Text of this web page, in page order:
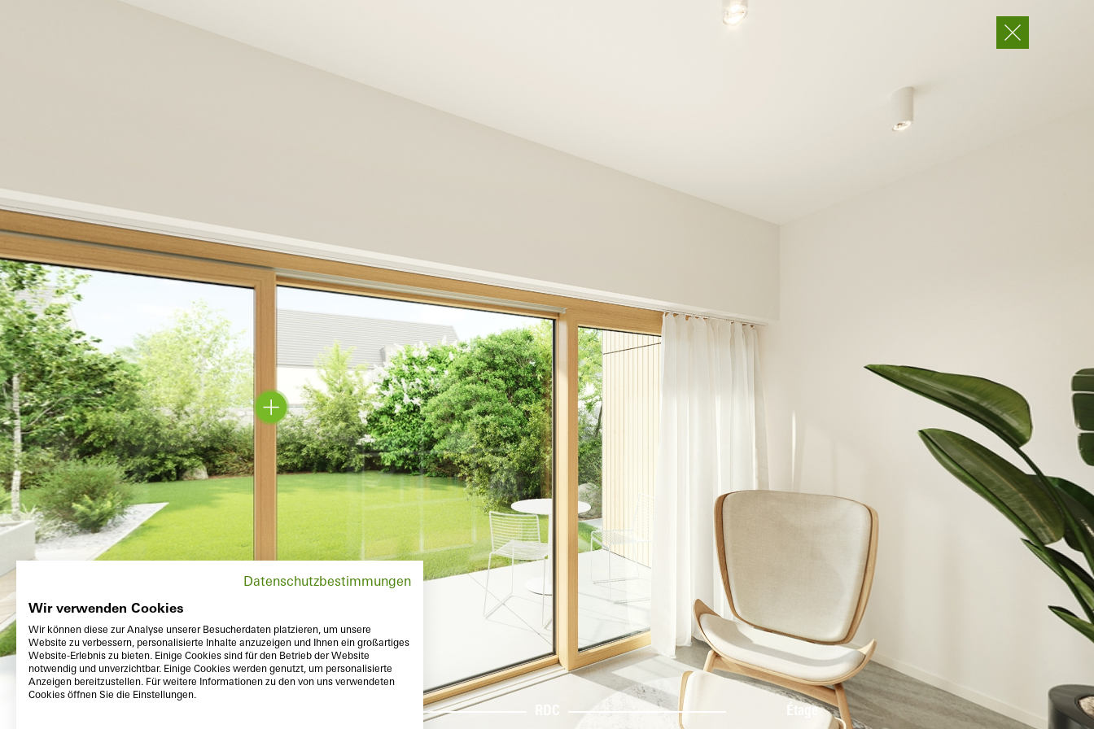
RDC Étage
Datenschutzbestimmungen
Wir verwenden Cookies
Wir können diese zur Analyse unserer Besucherdaten platzieren, um unsere
Website zu verbessern, personalisierte Inhalte anzuzeigen und Ihnen ein großartiges
Website-Erlebnis zu bieten. Einige Cookies sind für den Betrieb der Website
notwendig und unverzichtbar. Einige Cookies werden genutzt, um personalisierte
Anzeigen bereitzustellen. Für weitere Informationen zu den von uns verwendeten
Cookies öffnen Sie die Einstellungen.